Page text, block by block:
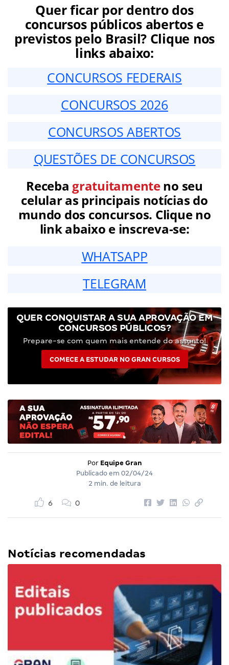
Quer ficar por dentro dos
concursos públicos abertos e
previstos pelo Brasil? Clique nos
links abaixo:
CONCURSOS FEDERAIS
CONCURSOS 2026
CONCURSOS ABERTOS
QUESTÕES DE CONCURSOS
Receba gratuitamenteno seu
celular as principais notícias do
mundo dos concursos. Clique no
link abaixo e inscreva-se:
WHATSAPP
TELEGRAM
QUER CONQUISTAR A SUA APROVAÇÃO EM
CONCURSOS PÚBLICOS?
Prepare-se com quem mais entende do assunto!
COMECE A ESTUDAR NO GRAN CURSOS
Por Equipe Gran
Publicado em 02/04/24
2 min. de leitura
6 0
Notícias recomendadas